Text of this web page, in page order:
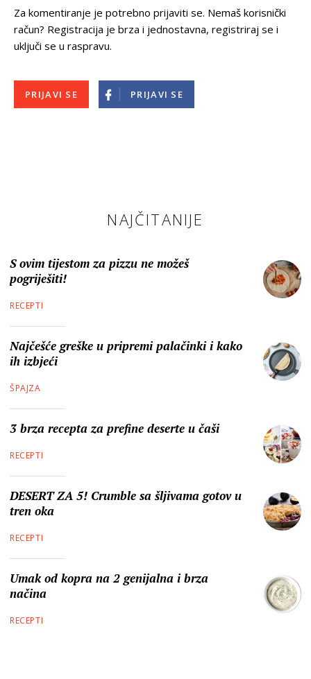
Za komentiranje je potrebno prijaviti se. Nemaš korisnički
račun? Registracija je brza i jednostavna, registriraj se i
uključi se u raspravu.
PRIJAVI SE PRIJAVI SE
NAJČITANIJE
S ovim tijestom za pizzu ne možeš
pogriješiti!
RECEPTI
Najčešće greške u pripremi palačinki i kako
ih izbjeći
ŠPAJZA
3 brza recepta za prefine deserte u čaši
RECEPTI
DESERT ZA 5! Crumble sa šljivama gotov u
tren oka
RECEPTI
Umak od kopra na 2 genijalna i brza
načina
RECEPTI